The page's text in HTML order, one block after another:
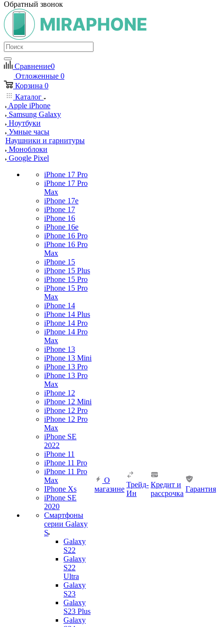
Обратный звонок
Сравнение0
Отложенные 0
Корзина 0
Каталог
Apple iPhone
Samsung Galaxy
Ноутбуки
Умные часы
Наушники и гарнитуры
Моноблоки
Google Pixel
iPhone 17 Pro
iPhone 17 Pro
Max
iPhone 17e
iPhone 17
iPhone 16
iPhone 16e
iPhone 16 Pro
iPhone 16 Pro
Max
iPhone 15
iPhone 15 Plus
iPhone 15 Pro
iPhone 15 Pro
Max
iPhone 14
iPhone 14 Plus
iPhone 14 Pro
iPhone 14 Pro
Max
iPhone 13
iPhone 13 Mini
iPhone 13 Pro
iPhone 13 Pro
Max
iPhone 12
iPhone 12 Mini
iPhone 12 Pro
iPhone 12 Pro
Max
iPhone SE
2022
iPhone 11
iPhone 11 Pro
iPhone 11 Pro
Max
IPhone Xs
iPhone SE
2020
Смартфоны
серии Galaxy
S
Galaxy
S22
Galaxy
S22
Ultra
Galaxy
S23
Galaxy
S23 Plus
Galaxy
О
магазине
Трейд-
Ин
Кредит и
рассрочка
Гарантия